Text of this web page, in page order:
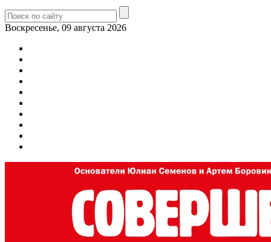
Воскресенье, 09 августа 2026